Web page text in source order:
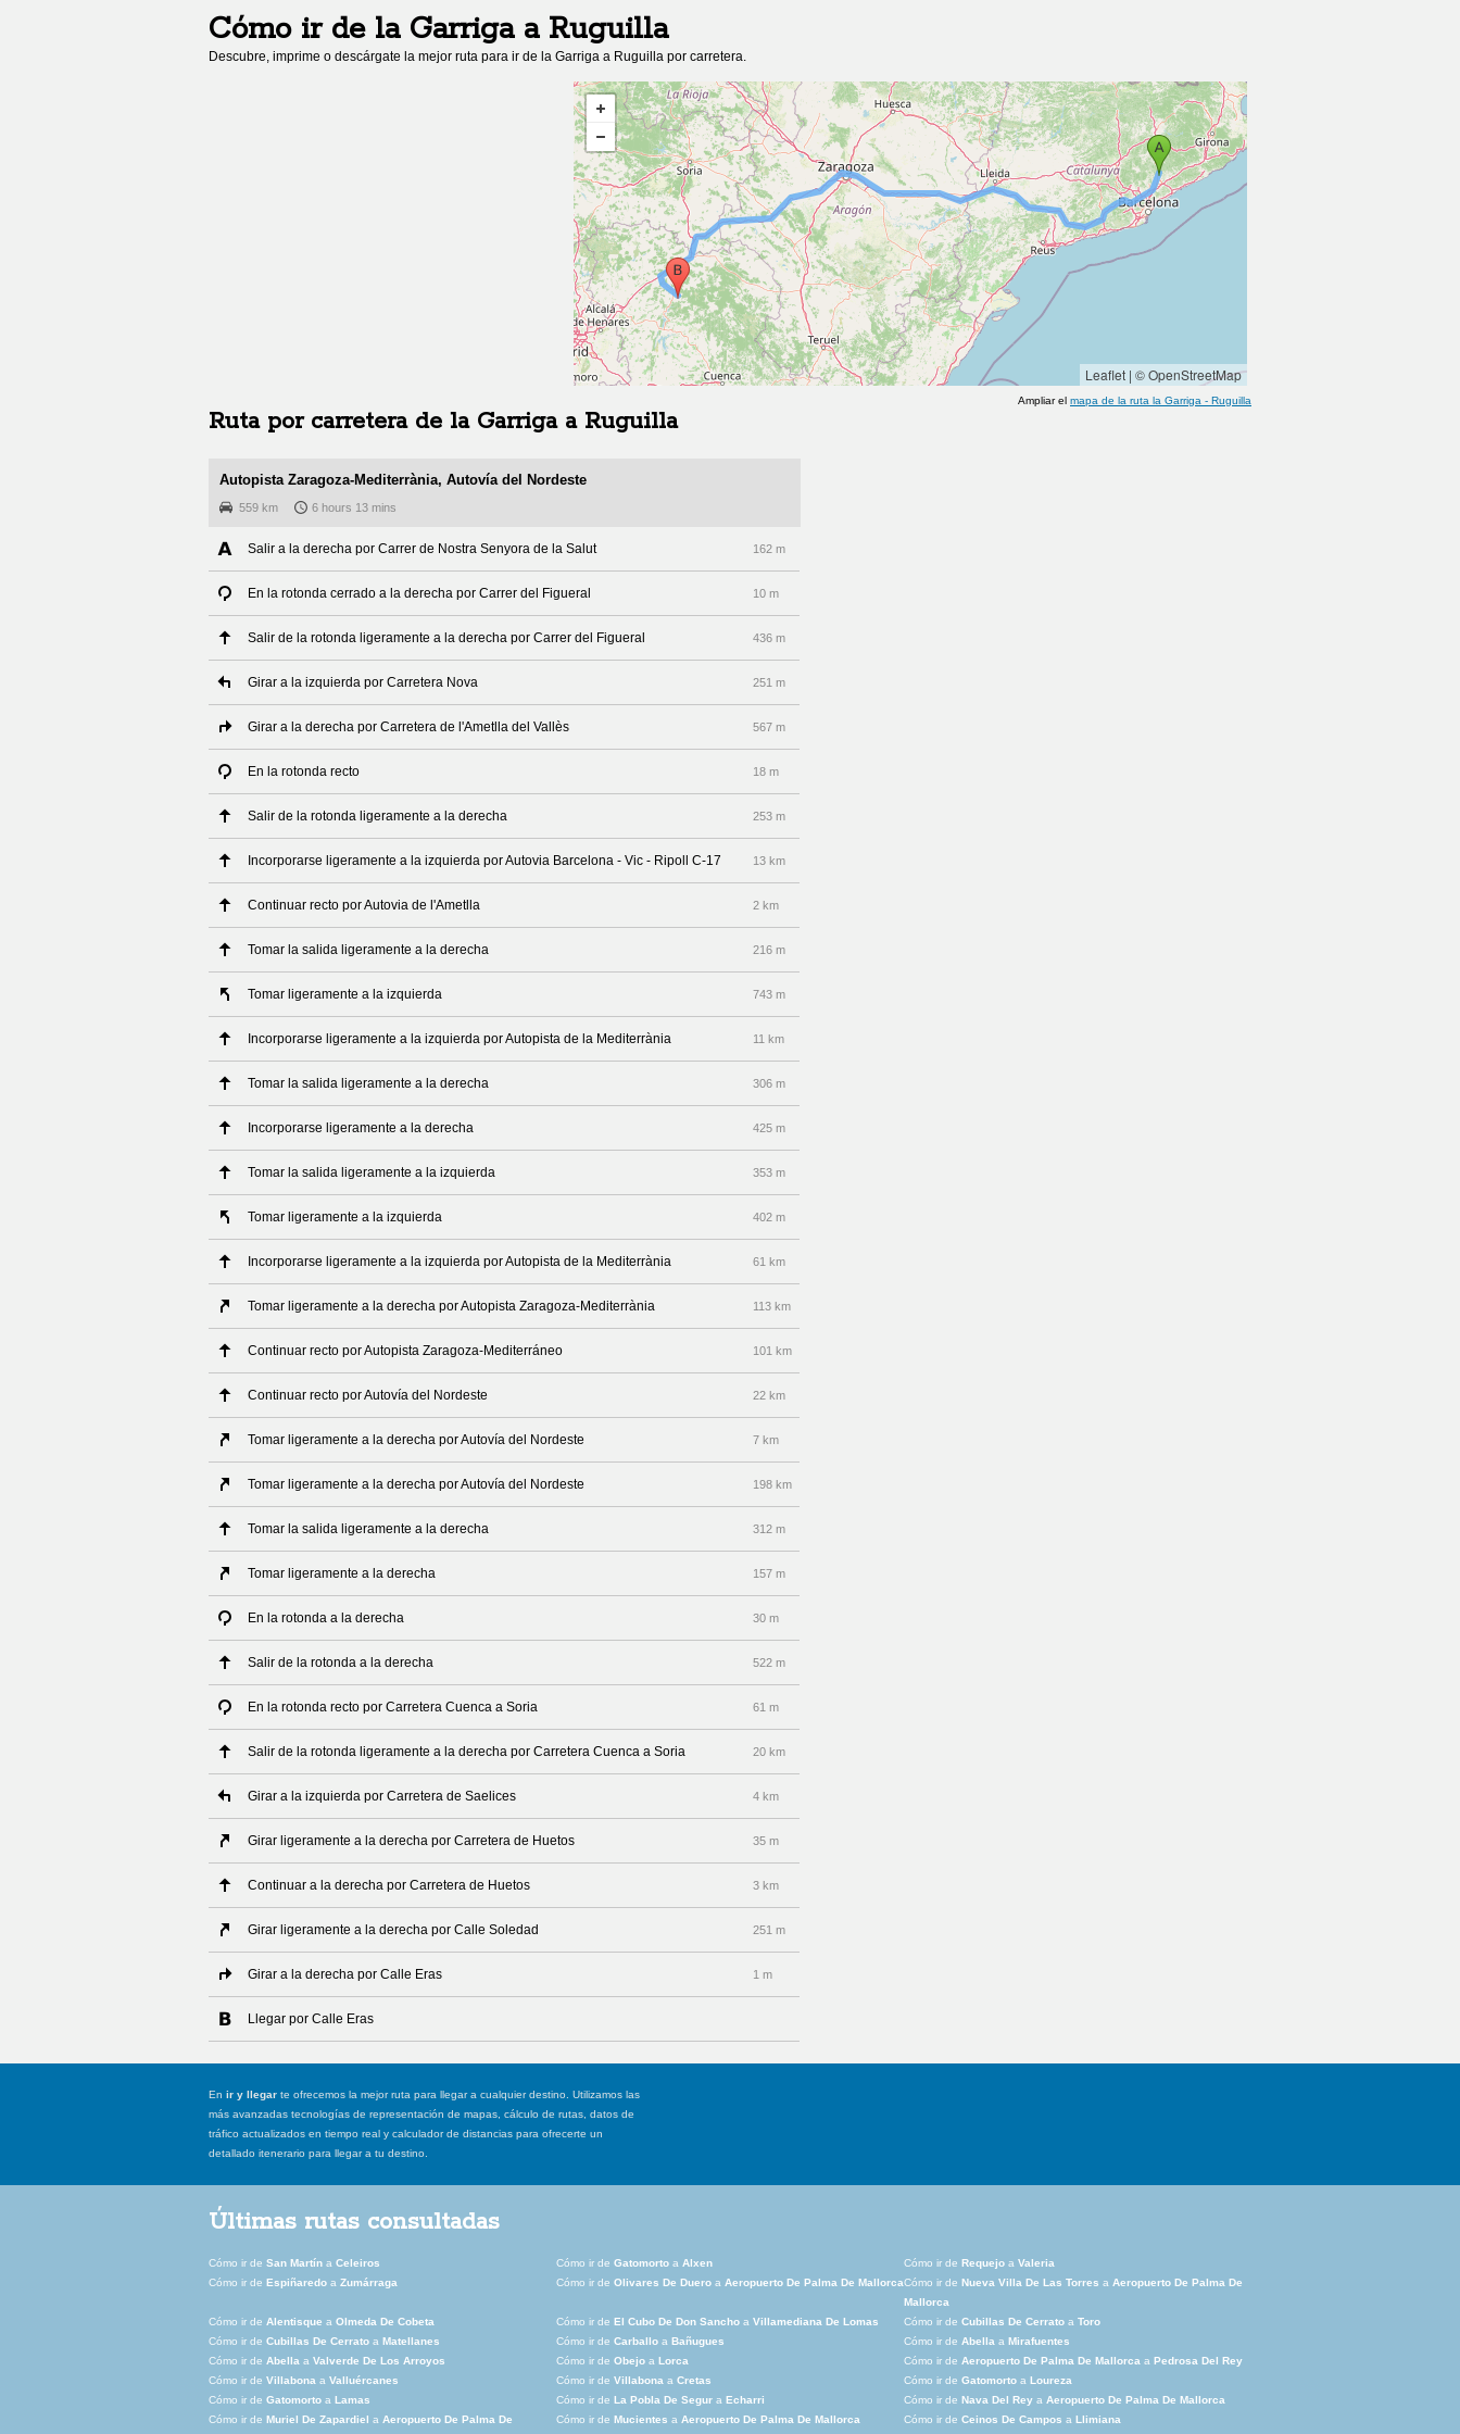
Cómo ir de la Garrigaa Ruguilla
Descubre, imprime o descárgate la mejor ruta para ir de la Garriga a Ruguilla por carretera.
Leaflet | © OpenStreetMap
Ampliar el mapa de la ruta la Garriga - Ruguilla
Ruta por carretera de la Garrigaa Ruguilla
Autopista Zaragoza-Mediterrània, Autovía del Nordeste
559 km 6 hours 13 mins
Salir a la derecha por Carrer de Nostra Senyora de la Salut 162 m
En la rotonda cerrado a la derecha por Carrer del Figueral 10 m
Salir de la rotonda ligeramente a la derecha por Carrer del Figueral 436 m
Girar a la izquierda por Carretera Nova 251 m
Girar a la derecha por Carretera de l'Ametlla del Vallès 567 m
En la rotonda recto 18 m
Salir de la rotonda ligeramente a la derecha 253 m
Incorporarse ligeramente a la izquierda por Autovia Barcelona - Vic - Ripoll C-17 13 km
Continuar recto por Autovia de l'Ametlla 2 km
Tomar la salida ligeramente a la derecha 216 m
Tomar ligeramente a la izquierda 743 m
Incorporarse ligeramente a la izquierda por Autopista de la Mediterrània 11 km
Tomar la salida ligeramente a la derecha 306 m
Incorporarse ligeramente a la derecha 425 m
Tomar la salida ligeramente a la izquierda 353 m
Tomar ligeramente a la izquierda 402 m
Incorporarse ligeramente a la izquierda por Autopista de la Mediterrània 61 km
Tomar ligeramente a la derecha por Autopista Zaragoza-Mediterrània 113 km
Continuar recto por Autopista Zaragoza-Mediterráneo 101 km
Continuar recto por Autovía del Nordeste 22 km
Tomar ligeramente a la derecha por Autovía del Nordeste 7 km
Tomar ligeramente a la derecha por Autovía del Nordeste 198 km
Tomar la salida ligeramente a la derecha 312 m
Tomar ligeramente a la derecha 157 m
En la rotonda a la derecha 30 m
Salir de la rotonda a la derecha 522 m
En la rotonda recto por Carretera Cuenca a Soria 61 m
Salir de la rotonda ligeramente a la derecha por Carretera Cuenca a Soria 20 km
Girar a la izquierda por Carretera de Saelices 4 km
Girar ligeramente a la derecha por Carretera de Huetos 35 m
Continuar a la derecha por Carretera de Huetos 3 km
Girar ligeramente a la derecha por Calle Soledad 251 m
Girar a la derecha por Calle Eras 1 m
Llegar por Calle Eras
En ir y llegar te ofrecemos la mejor ruta para llegar a cualquier destino. Utilizamos las
más avanzadas tecnologías de representación de mapas, cálculo de rutas, datos de
tráfico actualizados en tiempo real y calculador de distancias para ofrecerte un
detallado itenerario para llegar a tu destino.
Últimas rutas consultadas
Cómo ir de San Martín a Celeiros Cómo ir de Gatomorto a Alxen Cómo ir de Requejo a Valeria
Cómo ir de Espiñaredo a Zumárraga Cómo ir de Olivares De Duero a Aeropuerto De Palma De MallorcaCómo ir de Nueva Villa De Las Torres a Aeropuerto De Palma De
Mallorca
Cómo ir de Alentisque a Olmeda De Cobeta Cómo ir de El Cubo De Don Sancho a Villamediana De Lomas Cómo ir de Cubillas De Cerrato a Toro
Cómo ir de Cubillas De Cerrato a Matellanes Cómo ir de Carballo a Bañugues Cómo ir de Abella a Mirafuentes
Cómo ir de Abella a Valverde De Los Arroyos Cómo ir de Obejo a Lorca Cómo ir de Aeropuerto De Palma De Mallorca a Pedrosa Del Rey
Cómo ir de Villabona a Valluércanes Cómo ir de Villabona a Cretas Cómo ir de Gatomorto a Loureza
Cómo ir de Gatomorto a Lamas Cómo ir de La Pobla De Segur a Echarri Cómo ir de Nava Del Rey a Aeropuerto De Palma De Mallorca
Cómo ir de Muriel De Zapardiel a Aeropuerto De Palma De
Cómo ir de Mucientes a Aeropuerto De Palma De Mallorca Cómo ir de Ceinos De Campos a Llimiana